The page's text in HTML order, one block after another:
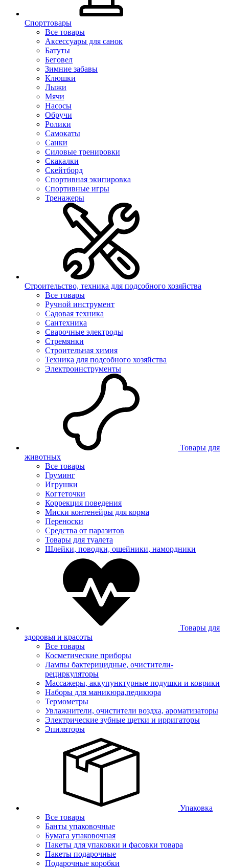
Спорттовары
Все товары
Аксессуары для санок
Батуты
Беговел
Зимние забавы
Клюшки
Лыжи
Мячи
Насосы
Обручи
Ролики
Самокаты
Санки
Силовые тренировки
Скакалки
Скейтборд
Спортивная экипировка
Спортивные игры
Тренажеры
Строительство, техника для подсобного хозяйства
Все товары
Ручной инструмент
Садовая техника
Сантехника
Сварочные электроды
Стремянки
Строительная химия
Техника для подсобного хозяйства
Электроинструменты
Товары для
животных
Все товары
Груминг
Игрушки
Когтеточки
Коррекция поведения
Миски контенейры для корма
Переноски
Средства от паразитов
Товары для туалета
Шлейки, поводки, ошейники, намордники
Товары для
здоровья и красоты
Все товары
Косметические приборы
Лампы бактерицидные, очистители-
рециркуляторы
Массажеры, аккупунктурные подушки и коврики
Наборы для маникюра,педикюра
Термометры
Увлажнители, очистители воздха, ароматизаторы
Электрические зубные щетки и ирригаторы
Эпиляторы
Упаковка
Все товары
Банты упаковочные
Бумага упаковочная
Пакеты для упаковки и фасовки товара
Пакеты подарочные
Подарочные коробки